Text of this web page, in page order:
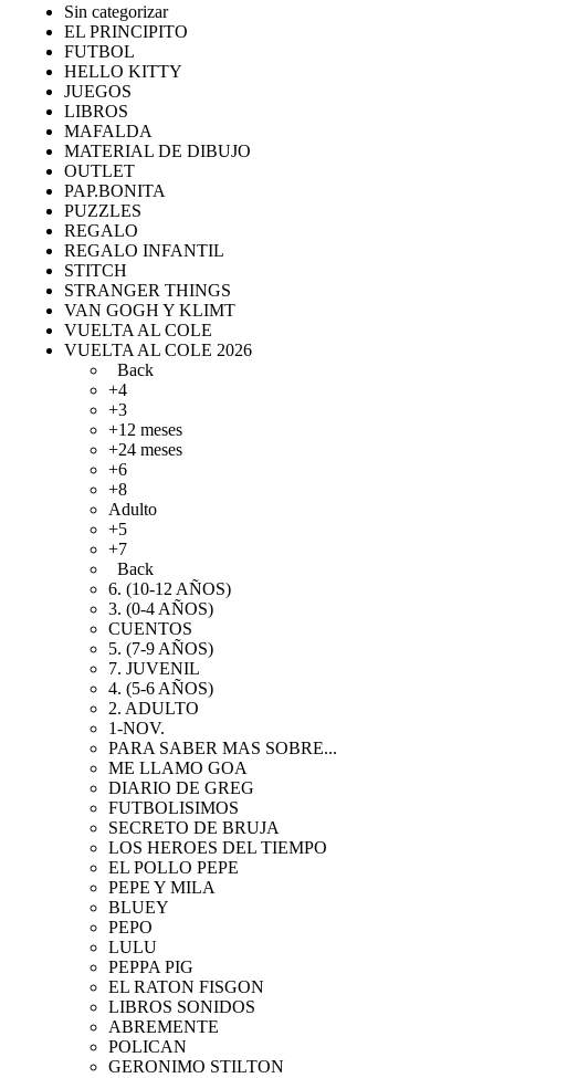
Sin categorizar
EL PRINCIPITO
FUTBOL
HELLO KITTY
JUEGOS
LIBROS
MAFALDA
MATERIAL DE DIBUJO
OUTLET
PAP.BONITA
PUZZLES
REGALO
REGALO INFANTIL
STITCH
STRANGER THINGS
VAN GOGH Y KLIMT
VUELTA AL COLE
VUELTA AL COLE 2026
Back
+4
+3
+12 meses
+24 meses
+6
+8
Adulto
+5
+7
Back
6. (10-12 AÑOS)
3. (0-4 AÑOS)
CUENTOS
5. (7-9 AÑOS)
7. JUVENIL
4. (5-6 AÑOS)
2. ADULTO
1-NOV.
PARA SABER MAS SOBRE...
ME LLAMO GOA
DIARIO DE GREG
FUTBOLISIMOS
SECRETO DE BRUJA
LOS HEROES DEL TIEMPO
EL POLLO PEPE
PEPE Y MILA
BLUEY
PEPO
LULU
PEPPA PIG
EL RATON FISGON
LIBROS SONIDOS
ABREMENTE
POLICAN
GERONIMO STILTON